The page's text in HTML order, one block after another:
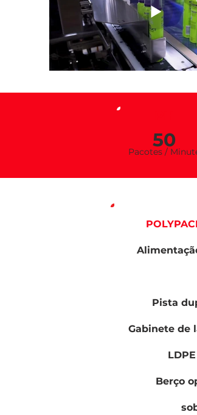
50
Pacotes / Minu
Pista
Gabinete de
Berço